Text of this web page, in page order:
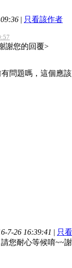
| 只看該作者
謝您的回覆>
問題嗎，這個應
7-26 16:39:41 | 只
您耐心等候唷~~